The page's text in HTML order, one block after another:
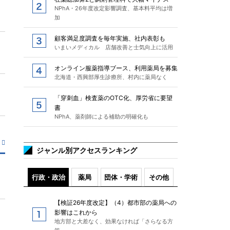
NPhA・26年度改定影響調査、基本料平均は増
加
顧客満足度調査を毎年実施、社内表彰も
いまいメディカル 店舗改善と士気向上に活用
オンライン服薬指導ブース、利用薬局を募集
北海道・西興部厚生診療所、村内に薬局なく
「穿刺血」検査薬のOTC化、厚労省に要望
書
NPhA、薬剤師による補助の明確化も
ジャンル別アクセスランキング
行政・政治 薬局 団体・学術 その他
【検証26年度改定】（4）都市部の薬局への
影響はこれから
地方部と大差なく、効果なければ「さらなる方